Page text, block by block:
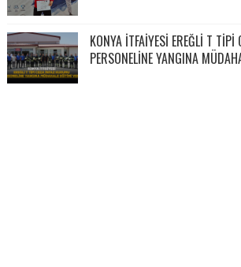
KONYA İTFAİYESİ EREĞLİ T
PERSONELİNE YANGINA